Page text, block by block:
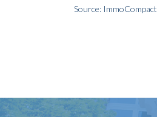
Source: ImmoCompact